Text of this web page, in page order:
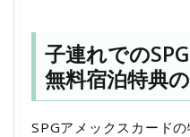
子連れでの
無料宿泊特典
SPGアメックスカード